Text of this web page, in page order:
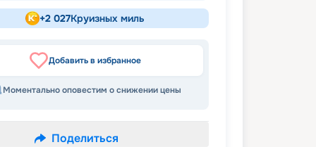
+2 027Круизных миль
Добавить в избранное
Моментально оповестим о снижении цены
Поделиться